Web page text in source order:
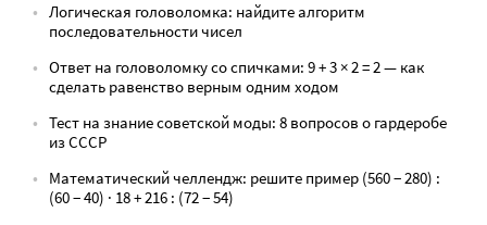
Логическая головоломка: найдите алгоритм
последовательности чисел
Ответ на головоломку со спичками: 9 + 3 × 2 = 2 — как
сделать равенство верным одним ходом
Тест на знание советской моды: 8 вопросов о гардеробе
из СССР
Математический челлендж: решите пример (560 − 280) :
(60 − 40) · 18 + 216 : (72 − 54)